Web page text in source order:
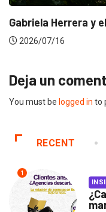
Gabriela Herrera y
2026/07/16
Deja un
You must be logged in to
RECENT
1